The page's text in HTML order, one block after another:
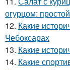
огурцом:
12. Какие
Чебоксарах
13. Какие
14. Какие